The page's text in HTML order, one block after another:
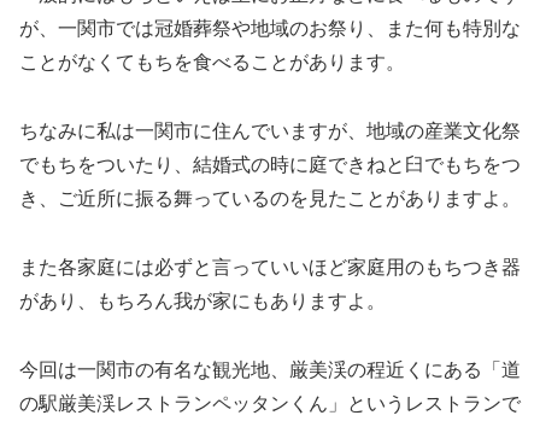
が、一関市では冠婚葬祭や地域のお祭り、また何も特別な
ことがなくてもちを食べることがあります。
ちなみに私は一関市に住んでいますが、地域の産業文化祭
でもちをついたり、結婚式の時に庭できねと臼でもちをつ
き、ご近所に振る舞っているのを見たことがありますよ。
また各家庭には必ずと言っていいほど家庭用のもちつき器
があり、もちろん我が家にもありますよ。
今回は一関市の有名な観光地、厳美渓の程近くにある「道
の駅厳美渓レストランペッタンくん」というレストランで